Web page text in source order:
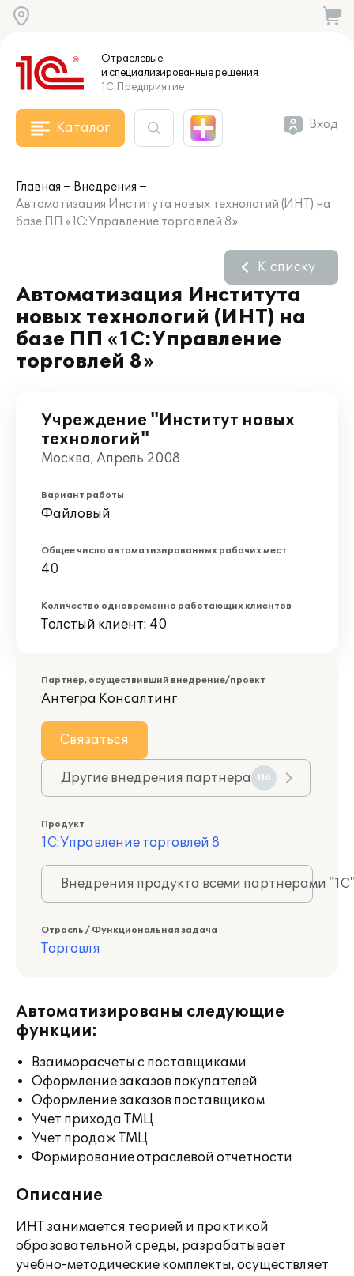
Отраслевые
и специализированныерешения
1С:Предприятие
Каталог Вход
Главная
Внедрения
Автоматизация Института новых технологий (ИНТ) на
базе ПП «1С:Управление торговлей 8»
Автоматизация Института
новых технологий (ИНТ) на
базе ПП «1С:Управление
торговлей 8»
К списку
Учреждение "Институт новых
технологий"
Москва, Апрель 2008
Вариант работы
Файловый
Общее число автоматизированных рабочих мест
40
Количество одновременно работающих клиентов
Толстый клиент: 40
Партнер, осуществивший внедрение/проект
Антегра Консалтинг
Связаться
Другие внедрения партнера 116
Продукт
1С:Управление торговлей 8
Внедрения продукта всеми партнерами
Отрасль / Функциональная задача
Торговля
Автоматизированы следующие
функции:
Взаиморасчеты с поставщиками
Оформление заказов покупателей
Оформление заказов поставщикам
Учет прихода ТМЦ
Учет продаж ТМЦ
Формирование отраслевой отчетности
Описание
ИНТ занимается теорией и практикой
образовательной среды, разрабатывает
учебно-методические комплекты, осуществляет